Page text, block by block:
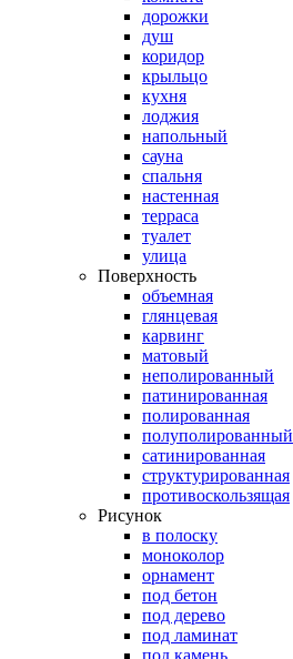
дорожки
душ
коридор
крыльцо
кухня
лоджия
напольный
сауна
спальня
настенная
терраса
туалет
улица
Поверхность
объемная
глянцевая
карвинг
матовый
неполированный
патинированная
полированная
полуполированный
сатинированная
структурированная
противоскользящая
Рисунок
в полоску
моноколор
орнамент
под бетон
под дерево
под ламинат
под камень